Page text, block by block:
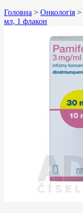
Головна > Онкологія >
мл, 1 флакон